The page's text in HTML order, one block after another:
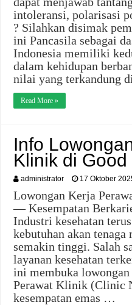
intoleransi, polarisasi
? Silahkan disimak
ini Pancasila sebagai
Indonesia memiliki
dalam kehidupan
nilai yang terkandung
Read More »
Info
Klinik di
administrator 17 Oktober
Lowongan Kerja
— Kesempatan
Industri kesehatan
kebutuhan akan
semakin tinggi. Salah
layanan kesehatan
ini membuka
Perawat Klinik (Clinic
kesempatan emas …